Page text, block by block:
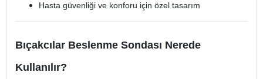
Hasta güvenliği ve konforu için özel tasarım
Bıçakcılar Beslenme Sondası Nerede
Kullanılır?